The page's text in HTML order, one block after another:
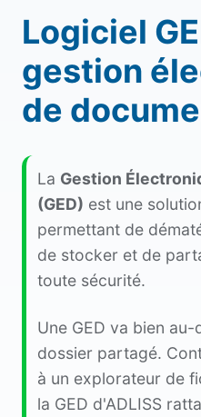
Logiciel
gestion
de
La Gestion
(GED) est une
permettant de
de stocker et de
toute sécurité.
Une GED va bien
dossier partagé.
à un explorateur de
la GED d'ADLISS